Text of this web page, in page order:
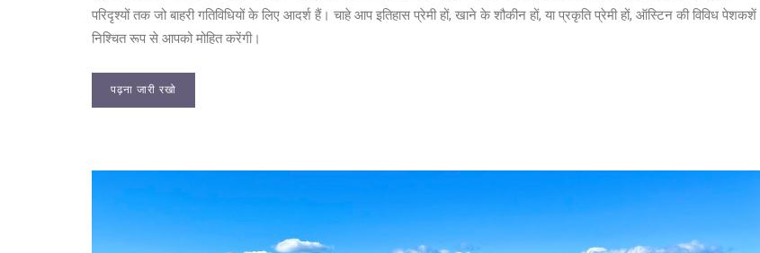
परिदृश्यों तक जो बाहरी गतिविधियों के लिए आदर्श हैं। चाहे आप इतिहास प्रेमी हों, खाने के शौकीन हों, या प्रकृति प्रेमी हों, ऑस्टिन की विविध पेशकशें
निश्चित रूप से आपको मोहित करेंगी।
पढ़ना जारी रखो